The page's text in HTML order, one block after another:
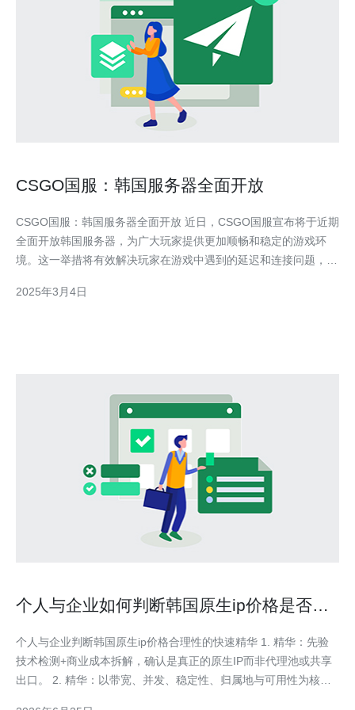
CSGO国服：韩国服务器全面开放
CSGO国服：韩国服务器全面开放 近日，CSGO国服宣布将于近期
全面开放韩国服务器，为广大玩家提供更加顺畅和稳定的游戏环
境。这一举措将有效解决玩家在游戏中遇到的延迟和连接问题，提
理位置靠近中国大陆，与国内服务器之间的网络延迟较小。玩家在
2025年3月4日
个人与企业如何判断韩国原生ip价格是否合
个人与企业判断韩国原生ip价格合理性的快速精华 1. 精华：先验
技术检测+商业成本拆解，确认是真正的原生IP而非代理池或共享
出口。 2. 精华：以带宽、并发、稳定性、归属地与可用性为核心